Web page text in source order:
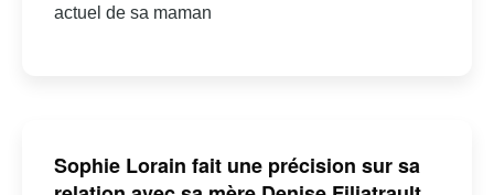
actuel de sa maman
Sophie Lorain fait une précision sur sa